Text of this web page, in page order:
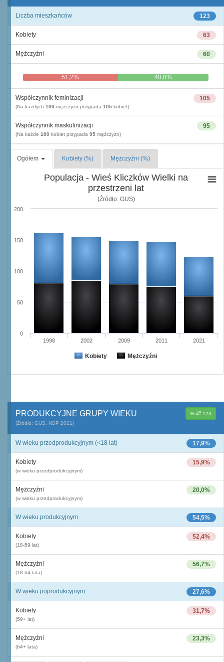
123
Liczba mieszkańców
63
Kobiety
60
Mężczyźni
51,2% 48,8%
105
Współczynnik feminizacji
(Na każdych 100 mężczyzn przypada 105 kobiet)
95
Współczynnik maskulinizacji
(Na każde 100 kobiet przypada 95 mężczyzn)
Ogółem Kobiety (%) Mężczyźni (%)
Populacja - Wieś Kliczków Wielki na
przestrzeni lat
(Źródło: GUS)
Kobiety Mężczyźni
1998 2002 2009 2011 2021
0
50
100
150
200
% 123
PRODUKCYJNE GRUPY WIEKU
(Źródło: GUS, NSP 2021)
17,9%
W wieku przedprodukcyjnym (<18 lat)
15,9%
Kobiety
(w wieku przedprodukcyjnym)
20,0%
Mężczyźni
(w wieku przedprodukcyjnym)
54,5%
W wieku produkcyjnym
52,4%
Kobiety
(18-59 lat)
56,7%
Mężczyźni
(18-64 lata)
27,6%
W wieku poprodukcyjnym
31,7%
Kobiety
(59+ lat)
23,3%
Mężczyźni
(64+ lata)